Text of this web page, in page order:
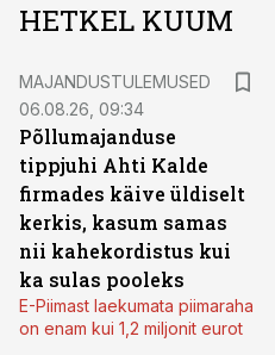
HETKEL KUUM
MAJANDUSTULEMUSED
06.08.26, 09:34
Põllumajanduse
tippjuhi Ahti Kalde
firmades käive üldiselt
kerkis, kasum samas
nii kahekordistus kui
ka sulas pooleks
E-Piimast laekumata piimaraha
on enam kui 1,2 miljonit eurot